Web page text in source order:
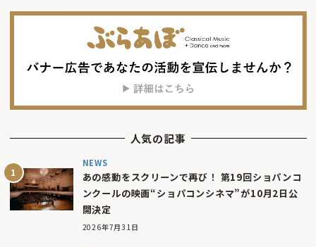
人気の記事
NEWS
あの感動をスクリーンで再び！ 第19回ショパンコ
ンクールの映画“ショパコンシネマ”が10月2日公
開決定
2026年7月31日